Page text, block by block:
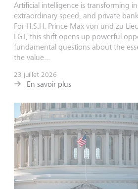
Artificial intelligence is transforming
extraordinary speed, and private
For H.S.H. Prince Max von und zu
LGT, this shift opens up powerful
fundamental questions about the
the value...
23 juillet 2026
En savoir plus